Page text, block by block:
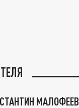
МАЛОФЕЕВ